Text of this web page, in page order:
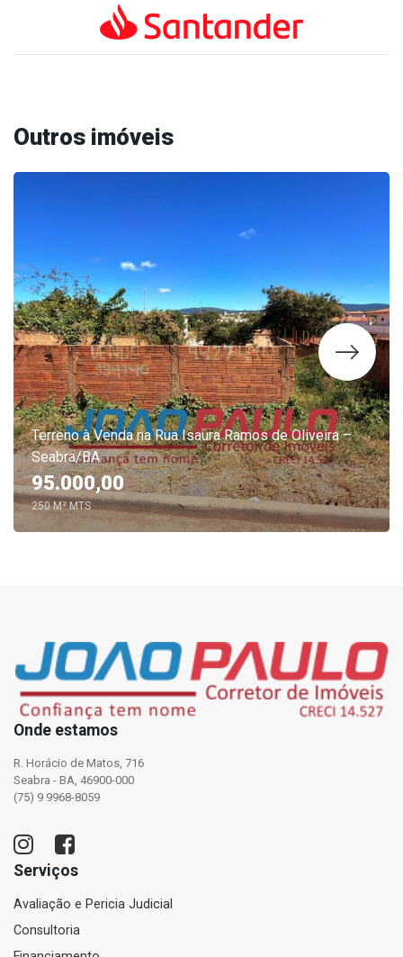
Outros imóveis
Terreno à Venda na Rua Isaura Ramos de Oliveira –
Seabra/BA
95.000,00
250 M² MTS
Onde estamos
R. Horácio de Matos, 716
Seabra - BA, 46900-000
(75) 9 9968-8059
Serviços
Avaliação e Pericia Judicial
Consultoria